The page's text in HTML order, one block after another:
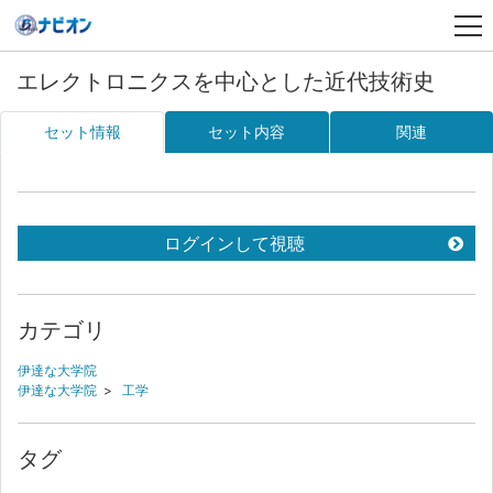
エレクトロニクスを中心とした近代技術史
セット情報 セット内容 関連
ログインして視聴
カテゴリ
伊達な大学院
伊達な大学院 > 工学
タグ